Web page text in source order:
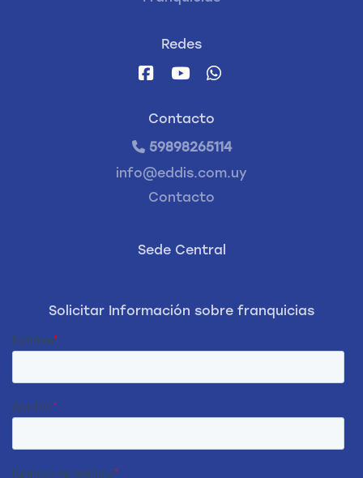
Redes
Contacto
59898265114
info@eddis.com.uy
Contacto
Sede Central
Solicitar Información sobre franquicias